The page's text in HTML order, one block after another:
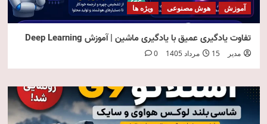
آموزش هوش مصنوعی ویژه ها
تفاوت یادگیری عمیق با یادگیری ماشین | آموزش Deep Learning
مدیر 15 مرداد 1405 0